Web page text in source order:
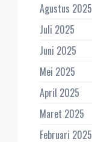
Agustus 2025
Juli 2025
Juni 2025
Mei 2025
April 2025
Maret 2025
Februari 2025